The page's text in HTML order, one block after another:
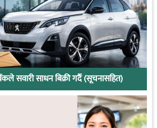
सवारी साधन बिक्री गर्दै (सूचनासहित)